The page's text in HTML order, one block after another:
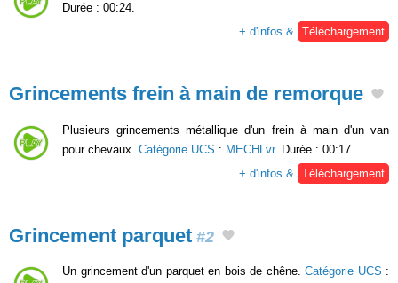
Durée : 00:24.
+ d'infos & Téléchargement
Grincements frein à main de remorque
Plusieurs grincements métallique d'un frein à main d'un van
pour chevaux. Catégorie UCS : MECHLvr. Durée : 00:17.
+ d'infos &
Téléchargement
Grincement parquet #2
Un grincement d'un parquet en bois de chêne. Catégorie UCS :